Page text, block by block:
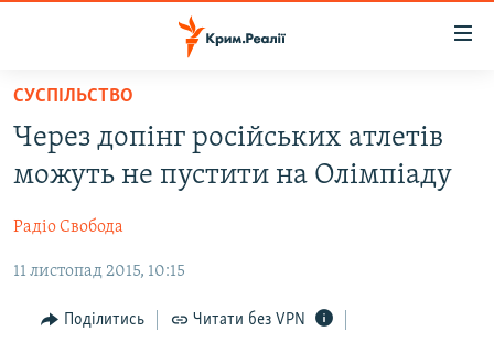
Перейти
основного
матеріалу
Перейти
до
навігації
Перейти
ВОДА.КРИМ
ВІДЕО ТА ФОТО
ПОЛІТИКА
БЛОГИ
ПОГЛЯД
СУСПІЛЬСТВО
Через допінг російських атлетів
можуть не пустити на Олімпіаду
Радіо Свобода
11 листопад 2015, 10:15
Поділитись Читати без VPN